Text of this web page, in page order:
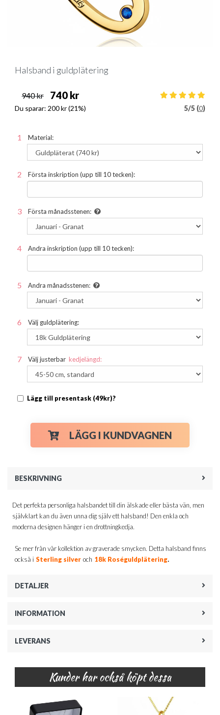
Halsband i guldplätering
940 kr 740 kr
Du sparar: 200 kr(21%) 5/5 (0)
Material:
Första inskription (upp till 10 tecken):
Första månadsstenen:
Andra inskription (upp till 10 tecken):
Andra månadsstenen:
Välj guldplätering:
Välj justerbar kedjelängd:
Lägg till presentask (49kr)?
LÄGG I KUNDVAGNEN
BESKRIVNING
Det perfekta personliga halsbandet till din älskade eller bästa vän, men
självklart kan du även unna dig själv ett halsband! Den enkla och
moderna designen hänger i en drottningkedja.
Se mer från vår kollektion av graverade smycken. Detta halsband finns
också i Sterling silver och 18k Roséguldplätering.
DETALJER
INFORMATION
LEVERANS
Kunder har också köpt dessa